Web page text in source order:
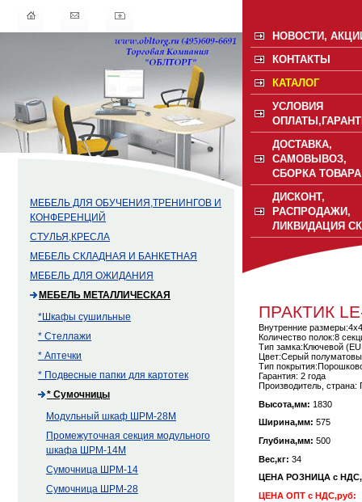
МЕБЕЛЬ ДЛЯ ОБУЧЕНИЯ,ТРЕНИНГОВ И
КОНФЕРЕНЦИЙ
СТУЛЬЯ,КРЕСЛА
МЕБЕЛЬ СКЛАДНАЯ И БАНКЕТНАЯ
МЕБЕЛЬ ДЛЯ ОЖИДАНИЯ
МЕБЕЛЬ МЕТАЛЛИЧЕСКАЯ
*Шкафы сушильные
* Стеллажи
* Аптечки
* Подвесные папки для картотек
* Сумочницы
Модульный шкаф ШРМ-28М
Промежуточная секция модульного
шкафа ШРМ-14М
Сумочница ШРМ-14
Сумочница ШРМ-28
НОВОСТИ,
КОНТАКТЫ
КАТАЛОГ
УСЛОВИЯ
ДОСТАВКА,
САМОВЫВОЗ,
СБОРКА ТОВАРА
ДИСКОНТ,
РАСПРОДАЖИ,
ЛИКВИДАЦИЯ
ПРАКТИК
Внутренние
Количество полок:8
Тип замка:Ключевой
Цвет:Серый
Тип
Гарантия: 2 года
Производитель,
Высота,мм: 1830
Ширина,мм: 575
Глубина,мм: 500
Вес,кг: 34
ЦЕНА РОЗНИЦА с
ЦЕНА ОПТ с НДС,руб: